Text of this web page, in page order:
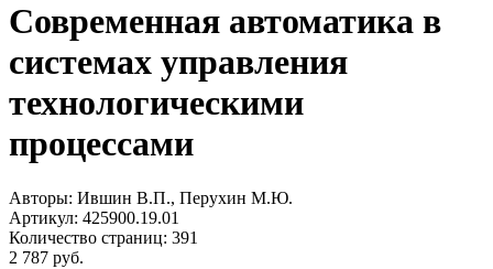
Современная автоматика в
системах управления
технологическими
процессами
Авторы: Ившин В.П., Перухин М.Ю.
Артикул: 425900.19.01
Количество страниц: 391
2 787 руб.